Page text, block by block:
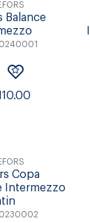
Balance
Copa
Intermezzo